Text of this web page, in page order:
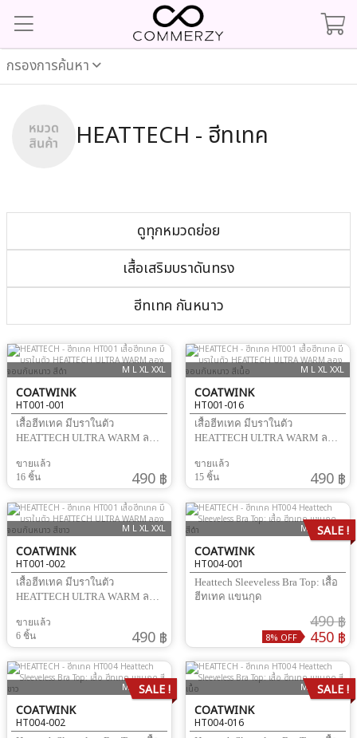
กรองการค้นหา
HEATTECH - ฮีทเทค
ดูทุกหมวดย่อย
เสื้อเสริมบราดันทรง
ฮีทเทค กันหนาว
M L XL XXL
COATWINK
HT001-001
เสื้อฮีทเทค มีบราในตัว
HEATTECH ULTRA WARM ลอง
ขายแล้ว
16 ชิ้น
490 ฿
M L XL XXL
COATWINK
HT001-016
เสื้อฮีทเทค มีบราในตัว
HEATTECH ULTRA WARM ลอง
ขายแล้ว
15 ชิ้น
490 ฿
M L XL XXL
COATWINK
HT001-002
เสื้อฮีทเทค มีบราในตัว
HEATTECH ULTRA WARM ลอง
ขายแล้ว
6 ชิ้น
490 ฿
M L XL XXL
COATWINK
HT004-001
Heattech Sleeveless Bra Top: เสื้อ
ฮีทเทค แขนกุด
490 ฿
450 ฿
8% OFF
SALE !
M L XL XXL
COATWINK
HT004-002
SALE ! M L XL XXL
COATWINK
HT004-016
SALE !